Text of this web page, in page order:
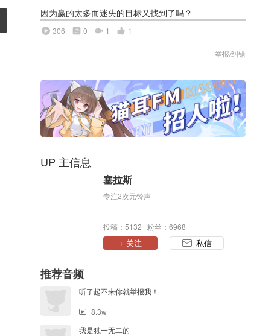
因为赢的太多而迷失的目标又找到了吗？
306 0 1 1
举报/纠错
UP 主信息
塞拉斯
专注2次元铃声
投稿：5132 粉丝：6968
+ 关注 私信
推荐音频
听了起不来你就举报我！
8.3w
我是独一无二的